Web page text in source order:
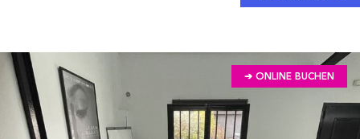
➔ ONLINE BUCHEN